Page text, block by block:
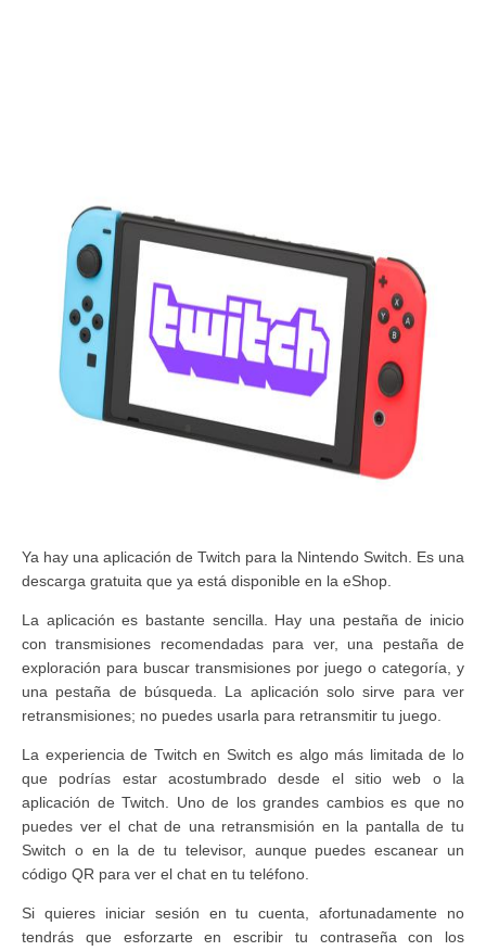
Ya hay una aplicación de Twitch para la Nintendo Switch. Es una
descarga gratuita que ya está disponible en la eShop.
La aplicación es bastante sencilla. Hay una pestaña de inicio
con transmisiones recomendadas para ver, una pestaña de
exploración para buscar transmisiones por juego o categoría, y
una pestaña de búsqueda. La aplicación solo sirve para ver
retransmisiones; no puedes usarla para retransmitir tu juego.
La experiencia de Twitch en Switch es algo más limitada de lo
que podrías estar acostumbrado desde el sitio web o la
aplicación de Twitch. Uno de los grandes cambios es que no
puedes ver el chat de una retransmisión en la pantalla de tu
Switch o en la de tu televisor, aunque puedes escanear un
código QR para ver el chat en tu teléfono.
Si quieres iniciar sesión en tu cuenta, afortunadamente no
tendrás que esforzarte en escribir tu contraseña con los